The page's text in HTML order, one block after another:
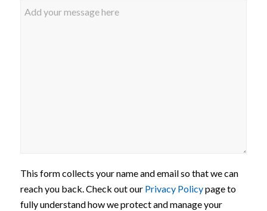
This form collects your name and email so that we can
reach you back. Check out our Privacy Policypage to
fully understand how we protect and manage your